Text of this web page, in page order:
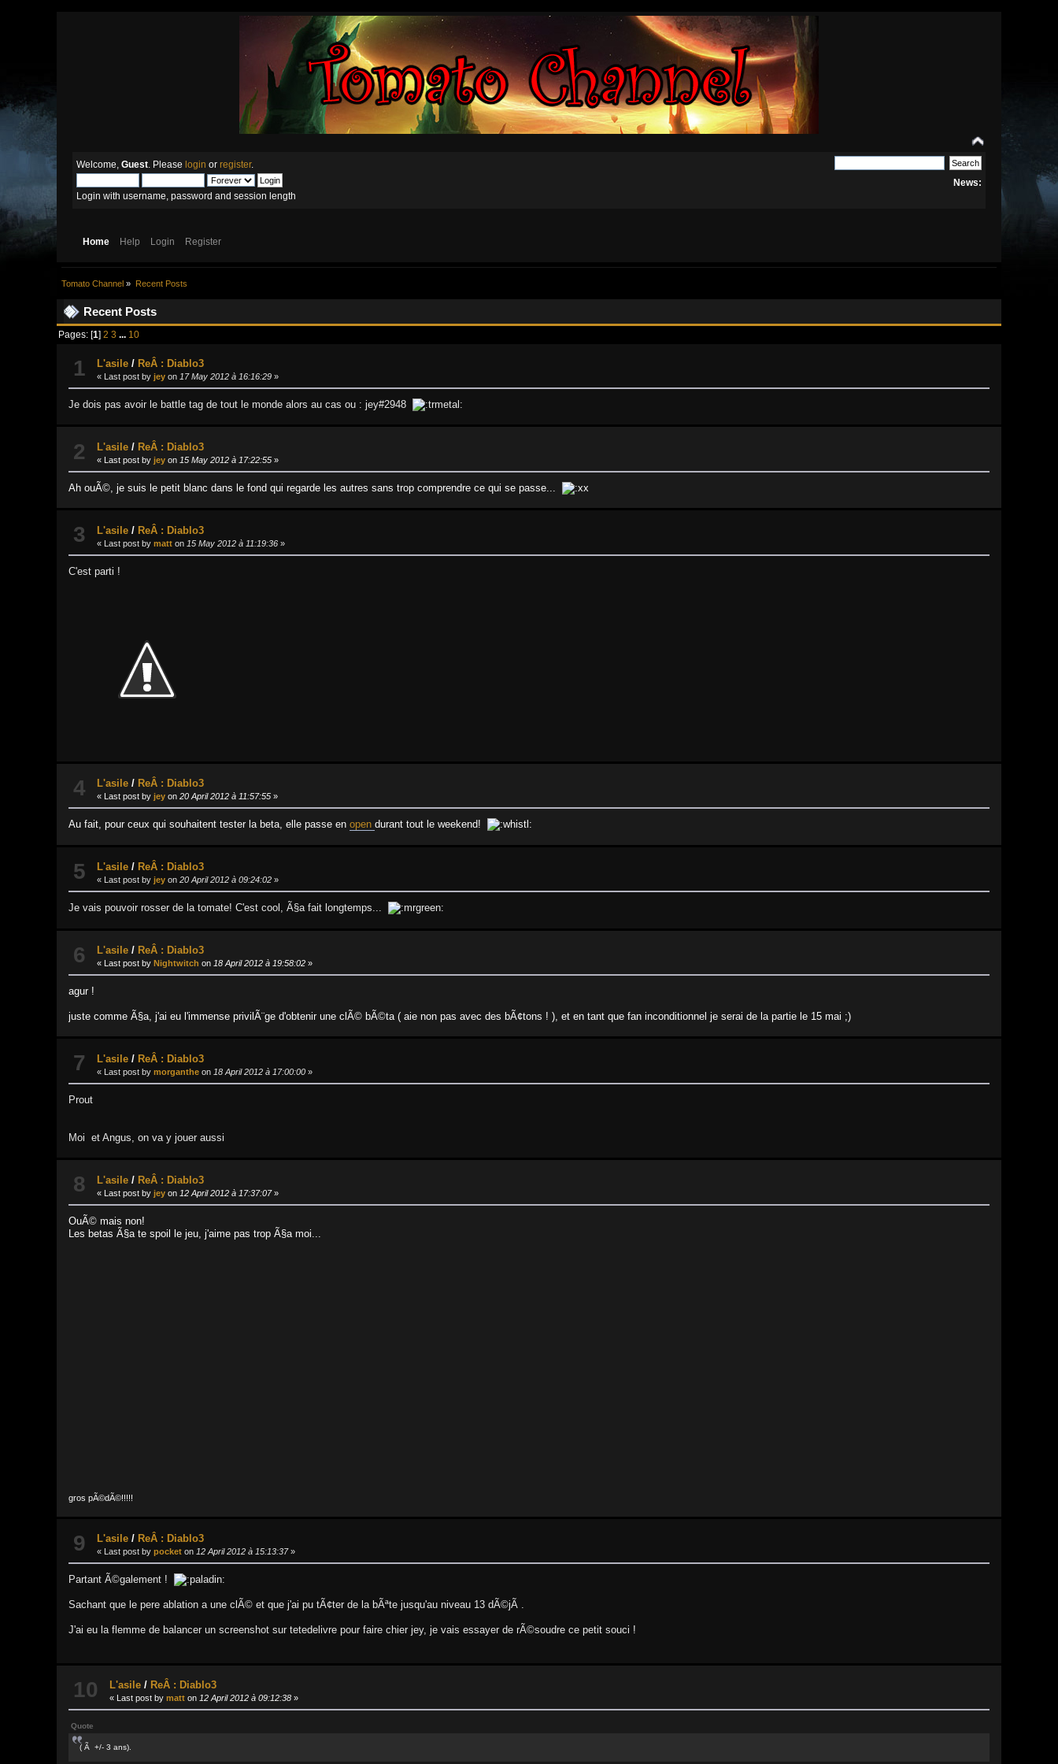
Welcome, Guest . Please login or register.
Login with username, password and session length
News:
Home Help Login Register
Tomato Channel » Recent Posts
Recent Posts
Pages: [1 ]2 3 ... 10
1 L'asile / ReÂ : Diablo3
« Last post byjey on 17 May 2012 à 16:16:29 »
Je dois pas avoir le battle tag de tout le monde alors au cas ou : jey#2948
2 L'asile / ReÂ : Diablo3
« Last post byjey on 15 May 2012 à 17:22:55 »
Ah ouÃ©, je suis le petit blanc dans le fond qui regarde les autres sans trop comprendre ce qui se passe...
3 L'asile / ReÂ : Diablo3
« Last post bymatt on 15 May 2012 à 11:19:36 »
C'est parti !
4 L'asile / ReÂ : Diablo3
« Last post byjey on 20 April 2012 à 11:57:55 »
Au fait, pour ceux qui souhaitent tester la beta, elle passe enopendurant tout le weekend!
5 L'asile / ReÂ : Diablo3
« Last post byjey on 20 April 2012 à 09:24:02 »
Je vais pouvoir rosser de la tomate! C'est cool, Ã§a fait longtemps...
6 L'asile / ReÂ : Diablo3
« Last post byNightwitch on 18 April 2012 à 19:58:02 »
agur !
juste comme Ã§a, j'ai eu l'immense privilÃ¨ge d'obtenir une clÃ© bÃ©ta ( aie non pas avec des bÃ¢tons ! ), et en tant que fan inconditionnel je serai de la partie le 15 mai ;)
7 L'asile / ReÂ : Diablo3
« Last post bymorganthe on 18 April 2012 à 17:00:00 »
Prout
Moi et Angus, on va y jouer aussi
8 L'asile / ReÂ : Diablo3
« Last post byjey on 12 April 2012 à 17:37:07»
OuÃ© mais non!
Les betas Ã§a te spoil le jeu, j'aime pas trop Ã§a moi...
gros pÃ©dÃ©!!!!!
9 L'asile / ReÂ : Diablo3
« Last post bypocket on 12 April 2012 à 15:13:37»
Partant Ã©galement !
Sachant que le pere ablation a une clÃ© et que j'ai pu tÃ¢ter de la bÃªte jusqu'au niveau 13 dÃ©jÃ .
J'ai eu la flemme de balancer un screenshot sur tetedelivre pour faire chier jey, je vais essayer de rÃ©soudre ce petit souci !
10 L'asile / ReÂ : Diablo3
« Last post bymatt on 12 April 2012 à 09:12:38 »
Quote
( Ã +/- 3 ans).